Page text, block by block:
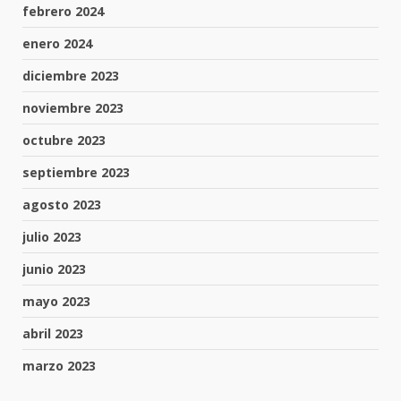
febrero 2024
enero 2024
diciembre 2023
noviembre 2023
octubre 2023
septiembre 2023
agosto 2023
julio 2023
junio 2023
mayo 2023
abril 2023
marzo 2023